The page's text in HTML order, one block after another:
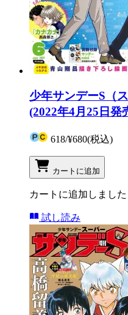
少年サンデーS（
(2022年4月25日発
618/¥680(税込)
カートに追加
カートに追加しました
試し読み